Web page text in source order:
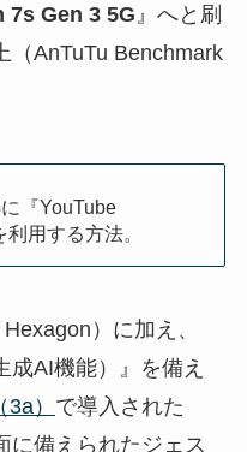
7s Gen 3 5G 』へと刷
（AnTuTu Benchmark
『YouTube
用する方法。
）に加え、
成AI機能）』を備え
） で導入された
に備えられたジェス